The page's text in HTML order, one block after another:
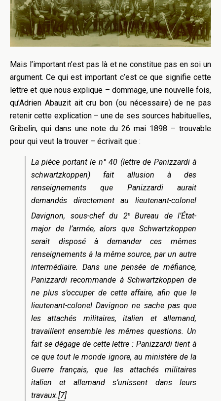
Mais l’important n’est pas là et ne constitue pas en soi un
argument. Ce qui est important c’est ce que signifie cette
lettre et que nous explique – dommage, une nouvelle fois,
qu’Adrien Abauzit ait cru bon (ou nécessaire) de ne pas
retenir cette explication – une de ses sources habituelles,
Gribelin, qui dans une note du 26 mai 1898 – trouvable
pour qui veut la trouver – écrivait que :
La pièce portant le n° 40 (lettre de Panizzardi à
schwartzkoppen) fait allusion à des
renseignements que Panizzardi aurait
demandés directement au lieutenant-colonel
Davignon, sous-chef du 2eBureau de l’État-
major de l’armée, alors que Schwartzkoppen
serait disposé à demander ces mêmes
renseignements à la même source, par un autre
intermédiaire. Dans une pensée de méfiance,
Panizzardi recommande à Schwartzkoppen de
ne plus s’occuper de cette affaire, afin que le
lieutenant-colonel Davignon ne sache pas que
les attachés militaires, italien et allemand,
travaillent ensemble les mêmes questions. Un
fait se dégage de cette lettre : Panizzardi tient à
ce que tout le monde ignore, au ministère de la
Guerre français, que les attachés militaires
italien et allemand s’unissent dans leurs
travaux.[7]